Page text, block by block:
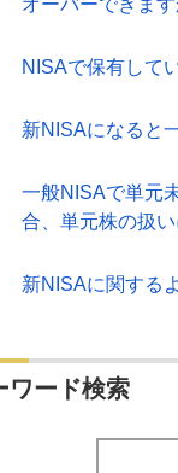
NISAで保有して
新NISAになると
一般NISAで単元
合、単元株の扱
新NISAに関する
ワード検索